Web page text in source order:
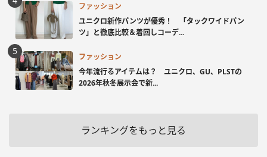
ファッション
ユニクロ新作パンツが優秀！ 「タックワイドパン
ツ」と徹底比較＆着回しコーデ...
ファッション
今年流行るアイテムは？ ユニクロ、GU、PLSTの
2026年秋冬展示会で新...
ランキングをもっと見る